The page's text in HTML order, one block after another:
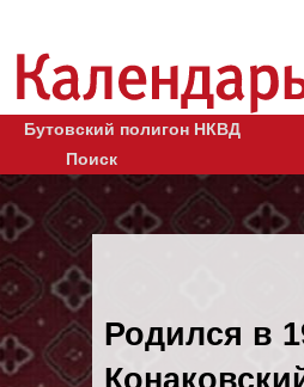
Бутовский полигон НКВД
Поиск
Родился в